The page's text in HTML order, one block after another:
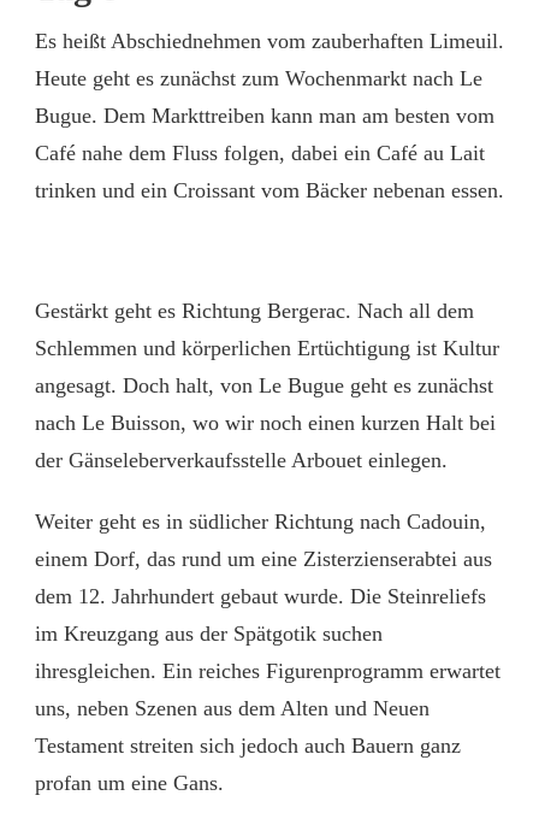
Es heißt Abschiednehmen vom zauberhaften Limeuil.
Heute geht es zunächst zum Wochenmarkt nach Le
Bugue. Dem Markttreiben kann man am besten vom
Café nahe dem Fluss folgen, dabei ein Café au Lait
trinken und ein Croissant vom Bäcker nebenan essen.
Gestärkt geht es Richtung Bergerac. Nach all dem
Schlemmen und körperlichen Ertüchtigung ist Kultur
angesagt. Doch halt, von Le Bugue geht es zunächst
nach Le Buisson, wo wir noch einen kurzen Halt bei
der Gänseleberverkaufsstelle Arbouet einlegen.
Weiter geht es in südlicher Richtung nach Cadouin,
einem Dorf, das rund um eine Zisterzienserabtei aus
dem 12. Jahrhundert gebaut wurde. Die Steinreliefs
im Kreuzgang aus der Spätgotik suchen
ihresgleichen. Ein reiches Figurenprogramm erwartet
uns, neben Szenen aus dem Alten und Neuen
Testament streiten sich jedoch auch Bauern ganz
profan um eine Gans.